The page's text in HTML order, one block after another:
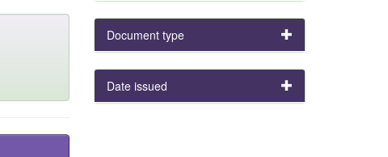
Document type
Date issued